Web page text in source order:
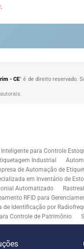
- CE" é de direito reservado.
.
para Controle
Industrial
de Automação de
em Inventário de
Automatizado
RFID para
de Identificação por
Controle de Patrimônio
RFID para Indústria
de Middleware para Integração